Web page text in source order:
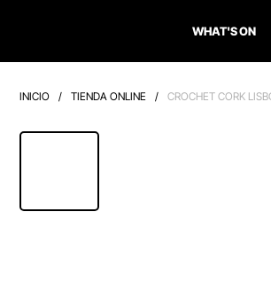
WHAT'S ON
INICIO / TIENDA ONLINE / CROCHET CORK